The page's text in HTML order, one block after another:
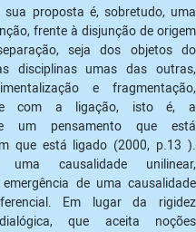
sua proposta é, sobretudo, uma
frente à disjunção de origem
seja dos objetos do
disciplinas umas das outras,
e fragmentação,
com a ligação, isto é, a
um pensamento que está
que está ligado (2000, p.13 ).
causalidade unilinear,
de uma causalidade
Em lugar da rigidez
que aceita noções